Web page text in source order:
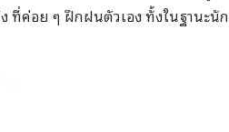
ที่ค่อย ๆ ฝึกฝนตัวเอง ทั้งในฐานะนัก